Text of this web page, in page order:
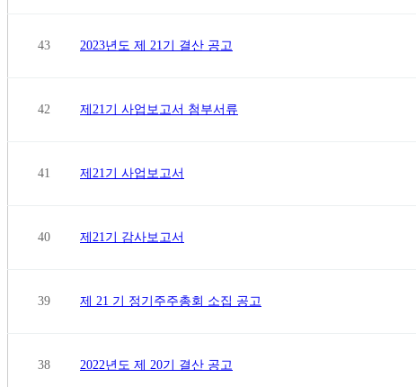
43 2023년도 제 21기 결산 공고
42 제21기 사업보고서 첨부서류
41 제21기 사업보고서
40 제21기 감사보고서
39 제 21 기 정기주주총회 소집 공고
38 2022년도 제 20기 결산 공고